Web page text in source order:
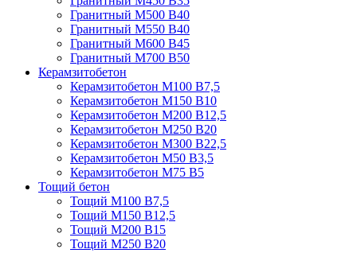
Гранитный М500 В40
Гранитный М550 В40
Гранитный М600 В45
Гранитный М700 В50
Керамзитобетон
Керамзитобетон М100 В7,5
Керамзитобетон М150 В10
Керамзитобетон М200 В12,5
Керамзитобетон М250 В20
Керамзитобетон М300 В22,5
Керамзитобетон М50 В3,5
Керамзитобетон М75 В5
Тощий бетон
Тощий М100 В7,5
Тощий М150 В12,5
Тощий М200 В15
Тощий М250 В20